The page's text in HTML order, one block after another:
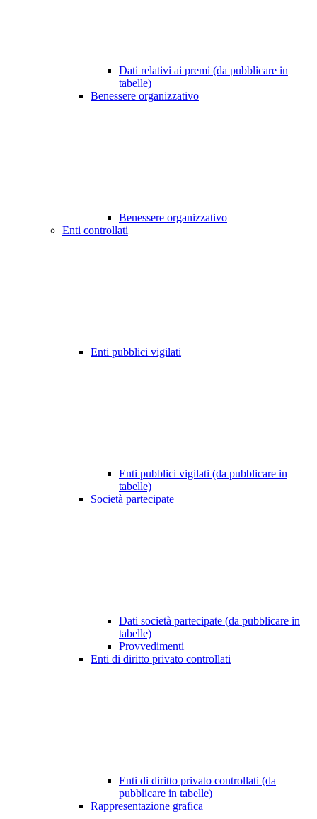
Dati relativi ai premi (da pubblicare in
tabelle)
Benessere organizzativo
Benessere organizzativo
Enti controllati
Enti pubblici vigilati
Enti pubblici vigilati (da pubblicare in
tabelle)
Società partecipate
Dati società partecipate (da pubblicare in
tabelle)
Provvedimenti
Enti di diritto privato controllati
Enti di diritto privato controllati (da
pubblicare in tabelle)
Rappresentazione grafica